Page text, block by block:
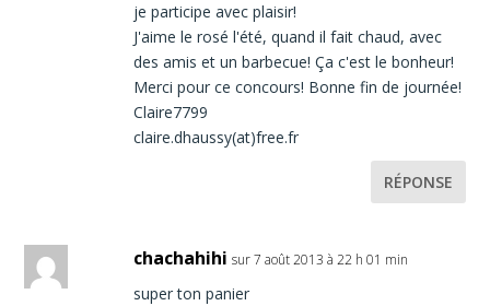
je participe avec plaisir!
J'aime le rosé l'été, quand il fait chaud, avec
des amis et un barbecue! Ça c'est le bonheur!
Merci pour ce concours! Bonne fin de journée!
Claire7799
claire.dhaussy(at)free.fr
RÉPONSE
chachahihi sur 7 août 2013 à 22 h 01 min
super ton panier